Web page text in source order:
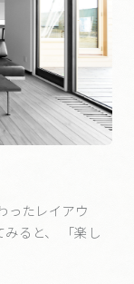
ったレイアウ
ると、 「楽し